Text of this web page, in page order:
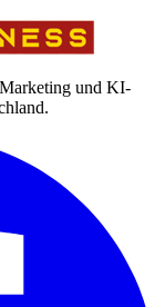
und KI-